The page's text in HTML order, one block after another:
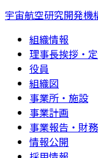
宇宙航空研究開発機
組織情報
理事長挨拶・
役員
組織図
事業所・施設
事業計画
事業報告・財
情報公開